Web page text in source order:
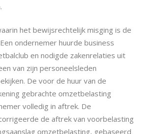
het bewijsrechtelijk misging is de
ondernemer huurde business
en nodigde zakenrelaties uit
van zijn personeelsleden
De voor de huur van de
gebrachte omzetbelasting
volledig in aftrek. De
de aftrek van voorbelasting
omzetbelasting, gebaseerd